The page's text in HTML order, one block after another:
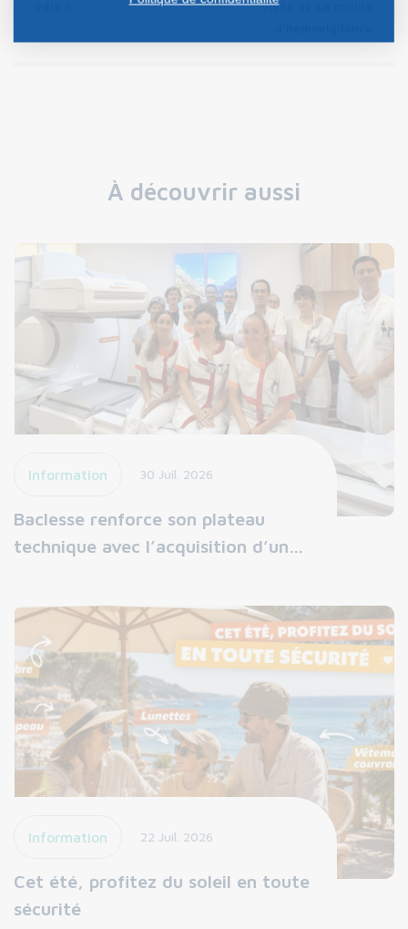
vidéo de sa cellule
À découvrir aussi
Information 30 Juil. 2026
Baclesse renforce son plateau
technique avec l’acquisition d’un…
Information 22 Juil. 2026
Cet été, profitez du soleil en toute
sécurité